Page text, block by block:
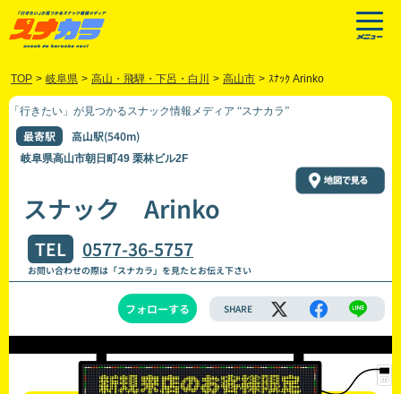
TOP > 岐阜県 > 高山・飛騨・下呂・白川 > 高山市 > ｽﾅｯｸ Arinko
「行きたい」が見つかるスナック情報メディア “スナカラ”
最寄駅 高山駅(540m)
岐阜県高山市朝日町49 栗林ビル2F
スナック Arinko
TEL 0577-36-5757
お問い合わせの際は「スナカラ」を見たとお伝え下さい
フォローする SHARE